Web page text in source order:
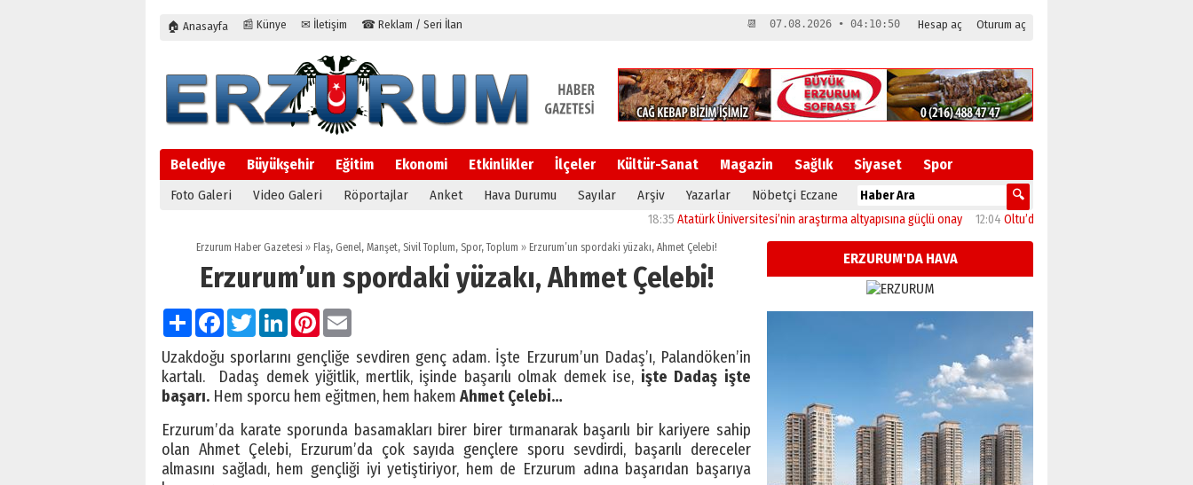
🏠 Anasayfa 📰 Künye ✉ İletişim ☎ Reklam / Seri İlan Hesap aç Oturum aç
📆 07.08.2026 • 04:10:50
Belediye Büyükşehir Eğitim Ekonomi Etkinlikler İlçeler Kültür-Sanat Magazin Sağlık Siyaset Spor
Foto Galeri Video Galeri Röportajlar Anket Hava Durumu Sayılar Arşiv Yazarlar Nöbetçi Eczane
Atatürk Üniversitesi’nin araştırma altyapısına güçlü onay 12:04 Oltu’da festival coşkusu konserle zirveye
Erzurum Haber Gazetesi » Flaş, Genel, Manşet, Sivil Toplum, Spor,Toplum »Erzurum’un spordaki yüzakı, Ahmet Çelebi!
Erzurum’un spordaki yüzakı, Ahmet Çelebi!
PaylaşFacebook
TwitterLinkedInPinterest
Uzakdoğu sporlarını gençliğe sevdiren genç adam. İşte Erzurum’un Dadaş’ı, Palandöken’in
kartalı. Dadaş demek yiğitlik, mertlik, işinde başarılı olmak demek ise, işte Dadaş işte
başarı. Hem sporcu hem eğitmen, hem hakem Ahmet Çelebi…
Erzurum’da karate sporunda basamakları birer birer tırmanarak başarılı bir kariyere sahip
olan Ahmet Çelebi, Erzurum’da çok sayıda gençlere sporu sevdirdi, başarılı dereceler
almasını sağladı, hem gençliği iyi yetiştiriyor, hem de Erzurum adına başarıdan başarıya
ERZURUM'DA HAVA